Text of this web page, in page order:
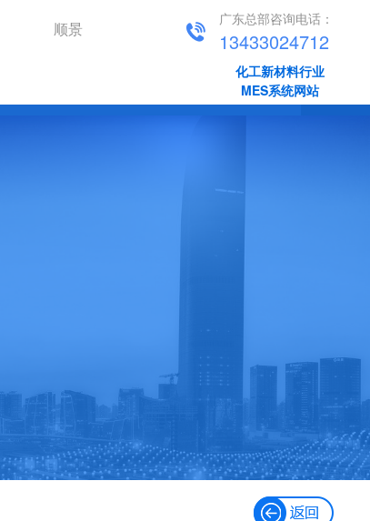
顺景 广东总部咨询电话：
13433024712
化工新材料行业
MES系统网站
新闻资讯 顺景动态